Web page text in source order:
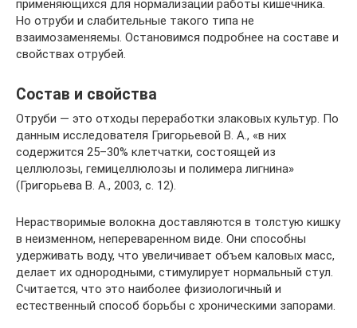
применяющихся для нормализации работы кишечника.
Но отруби и слабительные такого типа не
взаимозаменяемы. Остановимся подробнее на составе и
свойствах отрубей.
Состав и свойства
Отруби — это отходы переработки злаковых культур. По
данным исследователя Григорьевой В. А., «в них
содержится 25–30% клетчатки, состоящей из
целлюлозы, гемицеллюлозы и полимера лигнина»
(Григорьева В. А., 2003, с. 12).
Нерастворимые волокна доставляются в толстую кишку
в неизменном, непереваренном виде. Они способны
удерживать воду, что увеличивает объем каловых масс,
делает их однородными, стимулирует нормальный стул.
Считается, что это наиболее физиологичный и
естественный способ борьбы с хроническими запорами.